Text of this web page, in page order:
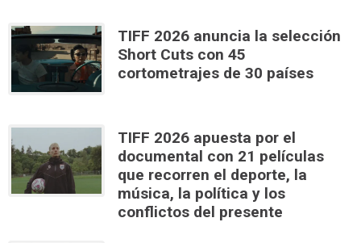
TIFF 2026 anuncia la selección
Short Cuts con 45
cortometrajes de 30 países
TIFF 2026 apuesta por el
documental con 21 películas
que recorren el deporte, la
música, la política y los
conflictos del presente